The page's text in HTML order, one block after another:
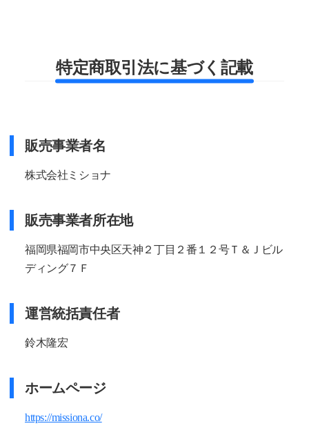
特定商取引法に基づく記載
販売事業者名
株式会社ミショナ
販売事業者所在地
福岡県福岡市中央区天神２丁目２番１２号Ｔ＆Ｊビル
ディング７Ｆ
運営統括責任者
鈴木隆宏
ホームページ
https://missiona.co/